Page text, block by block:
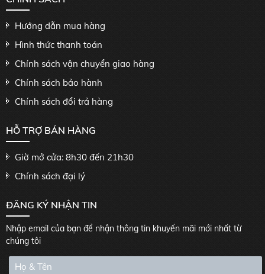
Hướng dẫn mua hàng
Hình thức thanh toán
Chính sách vận chuyển giao hàng
Chính sách bảo hành
Chính sách đổi trả hàng
HỖ TRỢ BÁN HÀNG
Giờ mở cửa: 8h30 đến 21h30
Chính sách đại lý
ĐĂNG KÝ NHẬN TIN
Nhập email của bạn để nhận thông tin khuyến mãi mới nhất từ
chúng tôi